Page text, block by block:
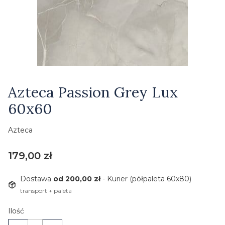
Azteca Passion Grey Lux
60x60
Azteca
Cena
179,00 zł
Dostawa od 200,00 zł- Kurier (półpaleta 60x80)
transport + paleta
Ilość